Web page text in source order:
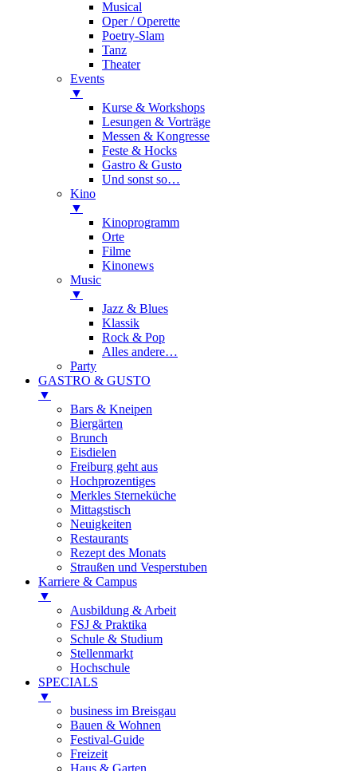
Musical
Oper / Operette
Poetry-Slam
Tanz
Theater
Events
▼
Kurse & Workshops
Lesungen & Vorträge
Messen & Kongresse
Feste & Hocks
Gastro & Gusto
Und sonst so…
Kino
▼
Kinoprogramm
Orte
Filme
Kinonews
Music
▼
Jazz & Blues
Klassik
Rock & Pop
Alles andere…
Party
GASTRO & GUSTO
▼
Bars & Kneipen
Biergärten
Brunch
Eisdielen
Freiburg geht aus
Hochprozentiges
Merkles Sterneküche
Mittagstisch
Neuigkeiten
Restaurants
Rezept des Monats
Straußen und Vesperstuben
Karriere & Campus
▼
Ausbildung & Arbeit
FSJ & Praktika
Schule & Studium
Stellenmarkt
Hochschule
SPECIALS
▼
business im Breisgau
Bauen & Wohnen
Festival-Guide
Freizeit
Haus & Garten